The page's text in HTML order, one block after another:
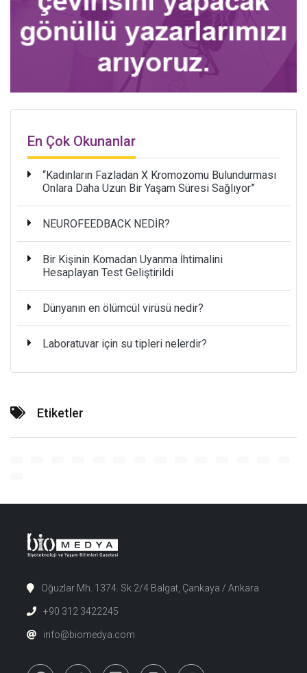
En Çok Okunanlar
“Kadınların Fazladan X Kromozomu Bulundurması
Onlara Daha Uzun Bir Yaşam Süresi Sağlıyor”
NEUROFEEDBACK NEDİR?
Bir Kişinin Komadan Uyanma İhtimalini
Hesaplayan Test Geliştirildi
Dünyanın en ölümcül virüsü nedir?
Laboratuvar için su tipleri nelerdir?
Etiketler
Oğuzlar Mh. 1374. Sk 2/4 Balgat, Çankaya / Ankara
+90 312 3422245
info@biomedya.com